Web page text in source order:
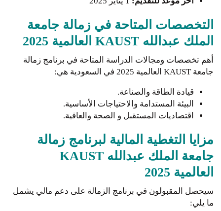
التخصصات المتاحة في زمالة جامعة
الملك عبدالله KAUST العالمية 2025
أهم تخصصات ومجالات الدراسة المتاحة في برنامج زمالة
جامعة KAUST العالمية 2025 في السعودية هي:
قيادة الطاقة والصناعة.
البيئة المستدامة والاحتياجات الأساسية.
اقتصاديات المستقبل و الصحة والعافية.
مزايا التغطية المالية لبرنامج زمالة
جامعة الملك عبدالله KAUST
العالمية 2025
سيحصل المقبولون في برنامج الزمالة على دعم مالي يشمل
ما يلي: